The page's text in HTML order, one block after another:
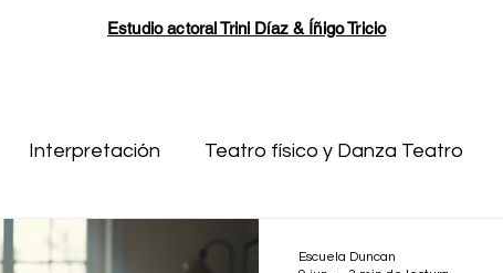
Estudio actoral Trini Díaz & Íñigo Tricio
Interpretación Teatro físico y Danza Teatro
escritura Pruebas de acceso a Resad
Escuela Duncan